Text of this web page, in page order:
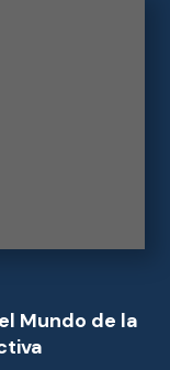
Mundo de la